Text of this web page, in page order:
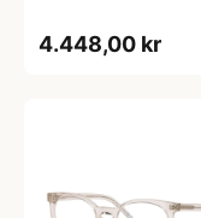
4.448,00 kr